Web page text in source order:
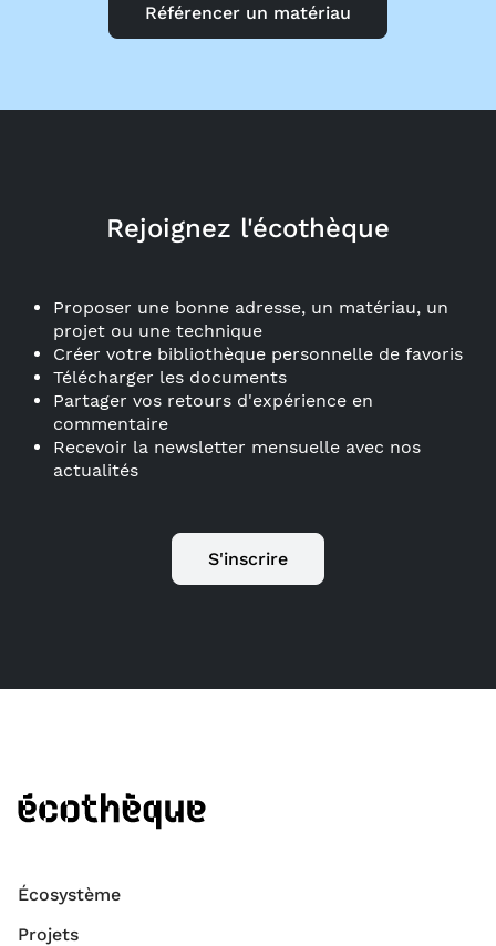
Référencer un matériau
Rejoignez l'écothèque
Proposer une bonne adresse, un matériau, un
projet ou une technique
Créer votre bibliothèque personnelle de favoris
Télécharger les documents
Partager vos retours d'expérience en
commentaire
Recevoir la newsletter mensuelle avec nos
actualités
S'inscrire
Écosystème
Projets